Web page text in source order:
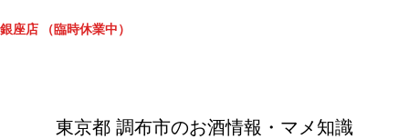
銀座店 （臨時休業中）
東京都 調布市のお酒情報・マメ知識